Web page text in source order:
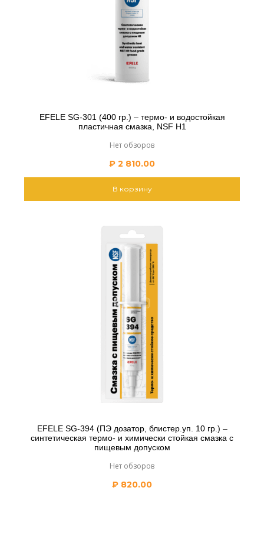
EFELE SG-301 (400 гр.) – термо- и водостойкая
пластичная смазка, NSF H1
Нет обзоров
₽ 2 810.00
В корзину
EFELE SG-394 (ПЭ дозатор, блистер.уп. 10 гр.) –
синтетическая термо- и химически стойкая смазка с
пищевым допуском
Нет обзоров
₽ 820.00